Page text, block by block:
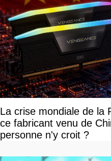
La crise mondiale de la
ce fabricant venu de
personne n'y croit ?